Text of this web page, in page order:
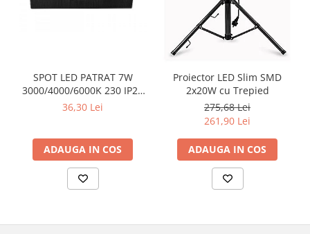
SPOT LED PATRAT 7W
3000/4000/6000K 230 IP20
NEGRU ROTABIL
36,30 Lei
ADAUGA IN COS
Proiector LED Slim SMD
2x20W cu Trepied
275,68 Lei
261,90 Lei
ADAUGA IN COS